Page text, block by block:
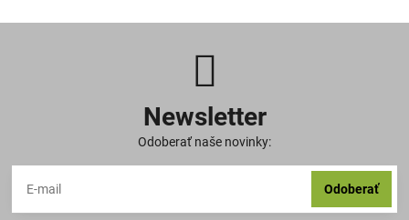
Newsletter
Odoberať naše novinky:
Odoberať